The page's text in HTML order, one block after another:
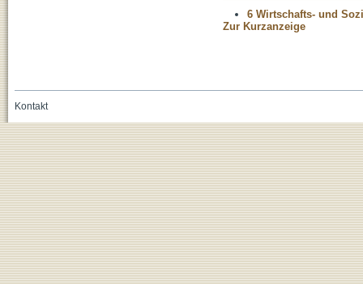
6 Wirtschafts- und
Zur Kurzanzeige
Kontakt